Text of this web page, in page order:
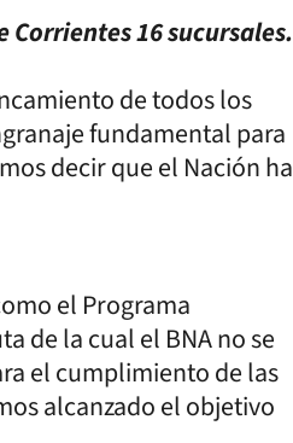
16 sucursales.
de todos los
fundamental para
decir que el Nación ha
el Programa
de la cual el BNA no se
el cumplimiento de las
alcanzado el objetivo